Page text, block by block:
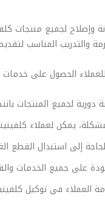
وإصلاح لجميع منتجات
والتدريب المناسب
للعملاء الحصول على
دورية لجميع المنتجات
يمكن لعملاء
إلى استبدال القطع
على جميع الخدمات
العملاء في توكيل